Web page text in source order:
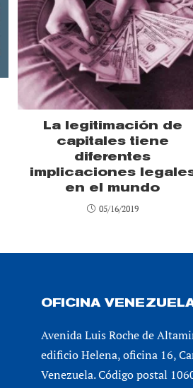
La legitimación de
capitales tiene
diferentes
implicaciones
en el mundo
05/16/2019
OFICINA
Avenida Luis Roche de
edificio Helena, oficina 16,
Venezuela. Código postal